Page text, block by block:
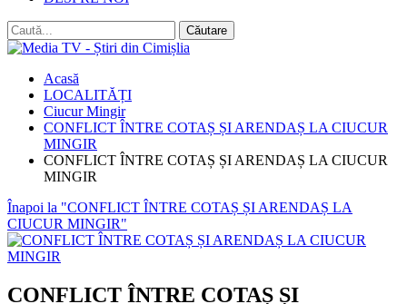
Acasă
LOCALITĂȚI
Ciucur Mingir
CONFLICT ÎNTRE COTAȘ ȘI ARENDAȘ LA CIUCUR
MINGIR
CONFLICT ÎNTRE COTAȘ ȘI ARENDAȘ LA CIUCUR
MINGIR
Înapoi la "CONFLICT ÎNTRE COTAȘ ȘI ARENDAȘ LA
CIUCUR MINGIR"
CONFLICT ÎNTRE COTAȘ ȘI